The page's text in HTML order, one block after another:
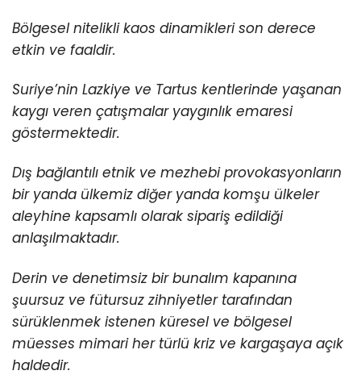
Bölgesel nitelikli kaos dinamikleri son derece
etkin ve faaldir.
Suriye’nin Lazkiye ve Tartus kentlerinde yaşanan
kaygı veren çatışmalar yaygınlık emaresi
göstermektedir.
Dış bağlantılı etnik ve mezhebi provokasyonların
bir yanda ülkemiz diğer yanda komşu ülkeler
aleyhine kapsamlı olarak sipariş edildiği
anlaşılmaktadır.
Derin ve denetimsiz bir bunalım kapanına
şuursuz ve fütursuz zihniyetler tarafından
sürüklenmek istenen küresel ve bölgesel
müesses mimari her türlü kriz ve kargaşaya açık
haldedir.